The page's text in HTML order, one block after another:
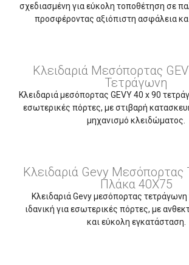
σχεδιασμένη για εύκολη τοποθέτηση σε
προσφέροντας αξιόπιστη ασφάλεια
Κλειδαριά Μεσόπορτας
Τετράγωνη
Κλειδαριά μεσόπορτας GEVY 40 x 90
εσωτερικές πόρτες, με στιβαρή
μηχανισμό κλειδώματος.
Κλειδαριά Gevy
Πλάκα 40Χ75
Κλειδαριά Gevy μεσόπορτας
ιδανική για εσωτερικές πόρτες, με
και εύκολη εγκατάσταση.